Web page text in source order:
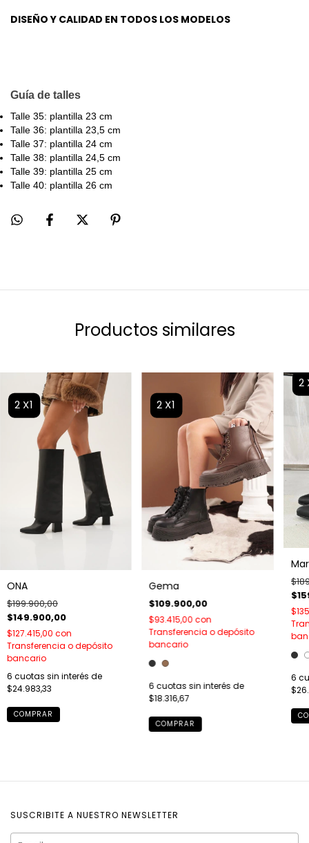
DISEÑO Y CALIDAD EN TODOS LOS MODELOS
Guía de talles
Talle 35: plantilla 23 cm
Talle 36: plantilla 23,5 cm
Talle 37: plantilla 24 cm
Talle 38: plantilla 24,5 cm
Talle 39: plantilla 25 cm
Talle 40: plantilla 26 cm
Productos similares
2X1
ONA
$199.900,00
$149.900,00
$127.415,00 con
Transferencia o depósito
bancario
6 cuotas sin interés de
$24.983,33
COMPRAR
2X1
Gema
$109.900,00
$93.415,00 con
Transferencia o depósito
bancario
6 cuotas sin interés de
$18.316,67
COMPRAR
6
SUSCRIBITE A NUESTRO NEWSLETTER